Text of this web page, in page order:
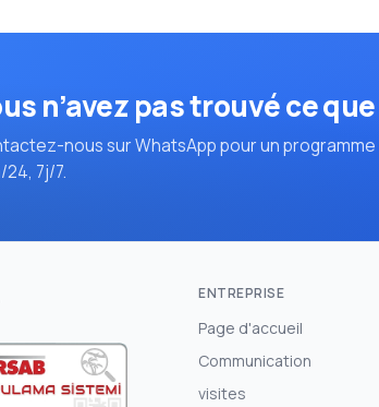
n’avez pas trouvé ce
nous sur WhatsApp pour un
7j/7.
ENTREPRISE
Page d'accueil
Communication
visites